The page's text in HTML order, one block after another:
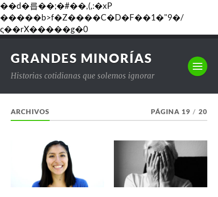
��d�릅��;�#��,(,:�xP
�����b>f�Z����C�D�F��1�"9�/
ς��rX�����g�0
GRANDES MINORÍAS
Historias cotidianas que solemos ignorar
ARCHIVOS PÁGINA 19 / 20